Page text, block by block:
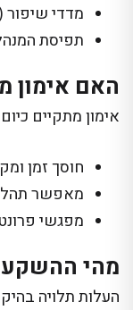
מדדי שיפור
תפיסת
האם אימון
אימון מתקיים
חוסך זמן
מאפשר
מפגשי
מהי
העלות תלויה